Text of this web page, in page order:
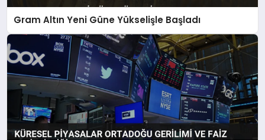
Gram Altın Yeni Güne Yükselişle Başladı